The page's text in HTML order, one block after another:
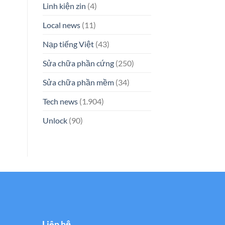
Linh kiện zin (4)
Local news(11)
Nạp tiếng Việt(43)
Sửa chữa phần cứng(250)
Sửa chữa phần mềm(34)
Tech news(1.904)
Unlock(90)